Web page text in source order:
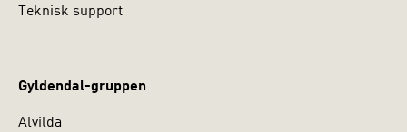
Teknisk support
Gyldendal-gruppen
Alvilda